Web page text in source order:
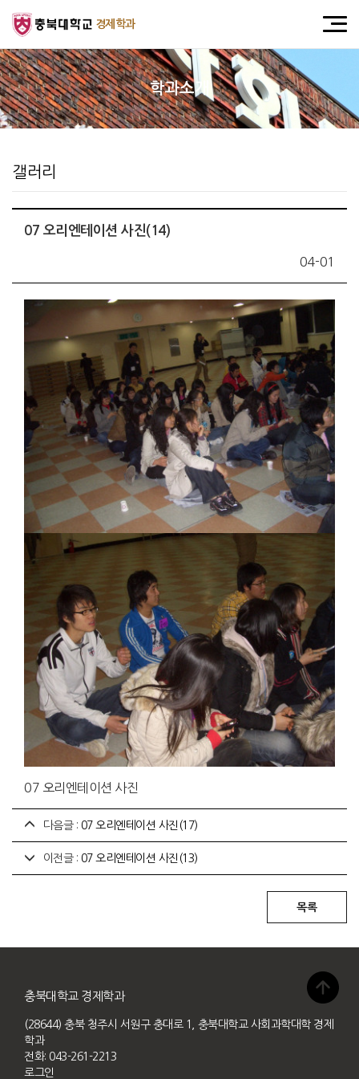
경제학과
학과소개
갤러리
07 오리엔테이션 사진(14)
04-01
07 오리엔테이션 사진
다음글 : 07 오리엔테이션 사진(17)
이전글 : 07 오리엔테이션 사진(13)
충북대학교 경제학과
(28644) 충북 청주시 서원구 충대로 1, 충북대학교 사회과학대학 경제
학과
전화: 043-261-2213
로그인